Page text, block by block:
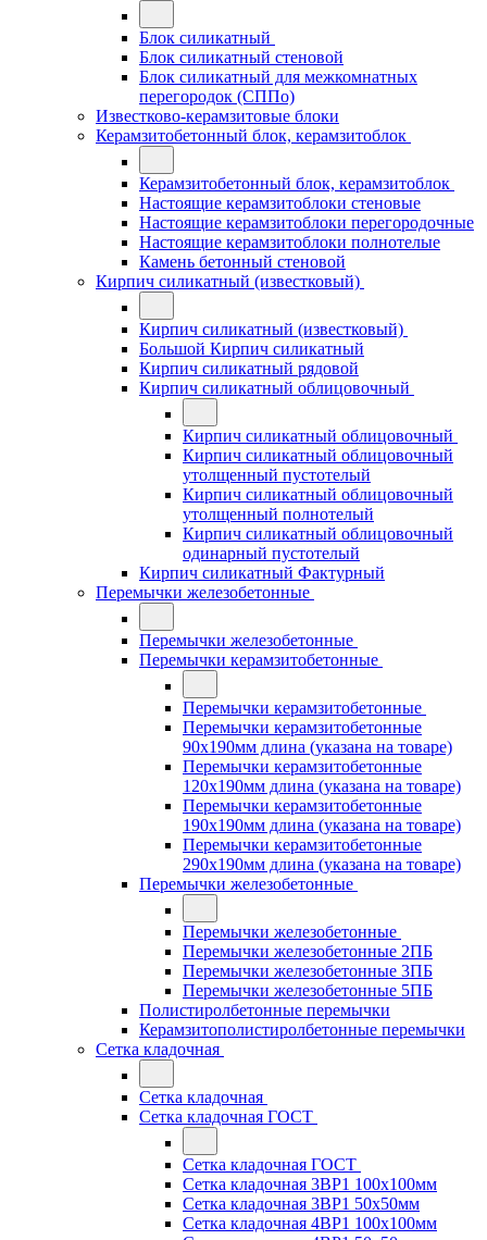
Блок силикатный
Блок силикатный стеновой
Блок силикатный для межкомнатных
перегородок (СППо)
Известково-керамзитовые блоки
Керамзитобетонный блок, керамзитоблок
Керамзитобетонный блок, керамзитоблок
Настоящие керамзитоблоки стеновые
Настоящие керамзитоблоки перегородочные
Настоящие керамзитоблоки полнотелые
Камень бетонный стеновой
Кирпич силикатный (известковый)
Кирпич силикатный (известковый)
Большой Кирпич силикатный
Кирпич силикатный рядовой
Кирпич силикатный облицовочный
Кирпич силикатный облицовочный
Кирпич силикатный облицовочный
утолщенный пустотелый
Кирпич силикатный облицовочный
утолщенный полнотелый
Кирпич силикатный облицовочный
одинарный пустотелый
Кирпич силикатный Фактурный
Перемычки железобетонные
Перемычки железобетонные
Перемычки керамзитобетонные
Перемычки керамзитобетонные
Перемычки керамзитобетонные
90x190мм длина (указана на товаре)
Перемычки керамзитобетонные
120x190мм длина (указана на товаре)
Перемычки керамзитобетонные
190x190мм длина (указана на товаре)
Перемычки керамзитобетонные
290x190мм длина (указана на товаре)
Перемычки железобетонные
Перемычки железобетонные
Перемычки железобетонные 2ПБ
Перемычки железобетонные 3ПБ
Перемычки железобетонные 5ПБ
Полистиролбетонные перемычки
Керамзитополистиролбетонные перемычки
Сетка кладочная
Сетка кладочная
Сетка кладочная ГОСТ
Сетка кладочная ГОСТ
Сетка кладочная 3ВР1 100x100мм
Сетка кладочная 3ВР1 50x50мм
Сетка кладочная 4ВР1 100x100мм